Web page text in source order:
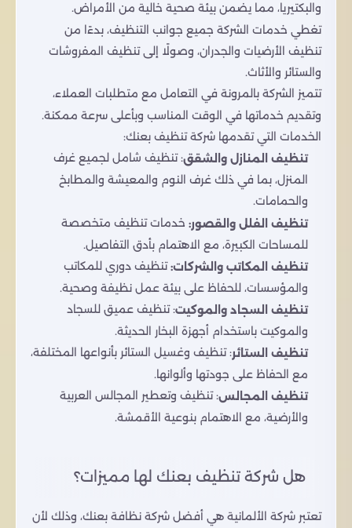
والبكتيريا، مما يضمن بيئة صحية خالية من الأمراض.
تغطي خدمات الشركة جميع جوانب التنظيف، بدءًا من
تنظيف الأرضيات والجدران، وصولًا إلى تنظيف المفروشات
والستائر والأثاث.
تتميز الشركة بالمرونة في التعامل مع متطلبات العملاء،
وتقديم خدماتها في الوقت المناسب وبأعلى سرعة ممكنة.
الخدمات التي تقدمها شركة تنظيف بعنك:
تنظيف المنازل والشقق: تنظيف شامل لجميع غرف
المنزل، بما في ذلك غرف النوم والمعيشة والمطابخ
والحمامات.
تنظيف الفلل والقصور: خدمات تنظيف متخصصة
للمساحات الكبيرة، مع الاهتمام بأدق التفاصيل.
تنظيف المكاتب والشركات:تنظيف دوري للمكاتب
والمؤسسات، للحفاظ على بيئة عمل نظيفة وصحية.
تنظيف السجاد والموكيت: تنظيف عميق للسجاد
والموكيت باستخدام أجهزة البخار الحديثة.
تنظيف الستائر: تنظيف وغسيل الستائر بأنواعها المختلفة،
مع الحفاظ على جودتها وألوانها.
تنظيف المجالس: تنظيف وتعطير المجالس العربية
والأرضية، مع الاهتمام بنوعية الأقمشة.
هل شركة تنظيف بعنك لها مميزات؟
تعتبر شركة الألمانية هي أفضل شركة نظافة بعنك، وذلك لأن